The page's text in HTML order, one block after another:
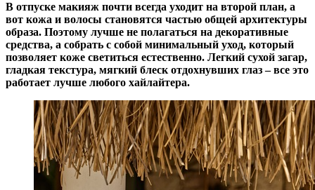
В отпуске макияж почти всегда уходит на второй план, а
вот кожа и волосы становятся частью общей архитектуры
образа. Поэтому лучше не полагаться на декоративные
средства, а собрать с собой минимальный уход, который
позволяет коже светиться естественно. Легкий сухой загар,
гладкая текстура, мягкий блеск отдохнувших глаз – все это
работает лучше любого хайлайтера.